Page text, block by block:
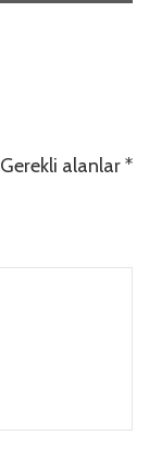
Gerekli alanlar*